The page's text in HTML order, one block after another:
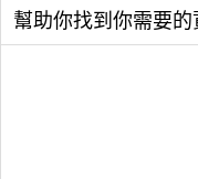
幫助你找到你需要的